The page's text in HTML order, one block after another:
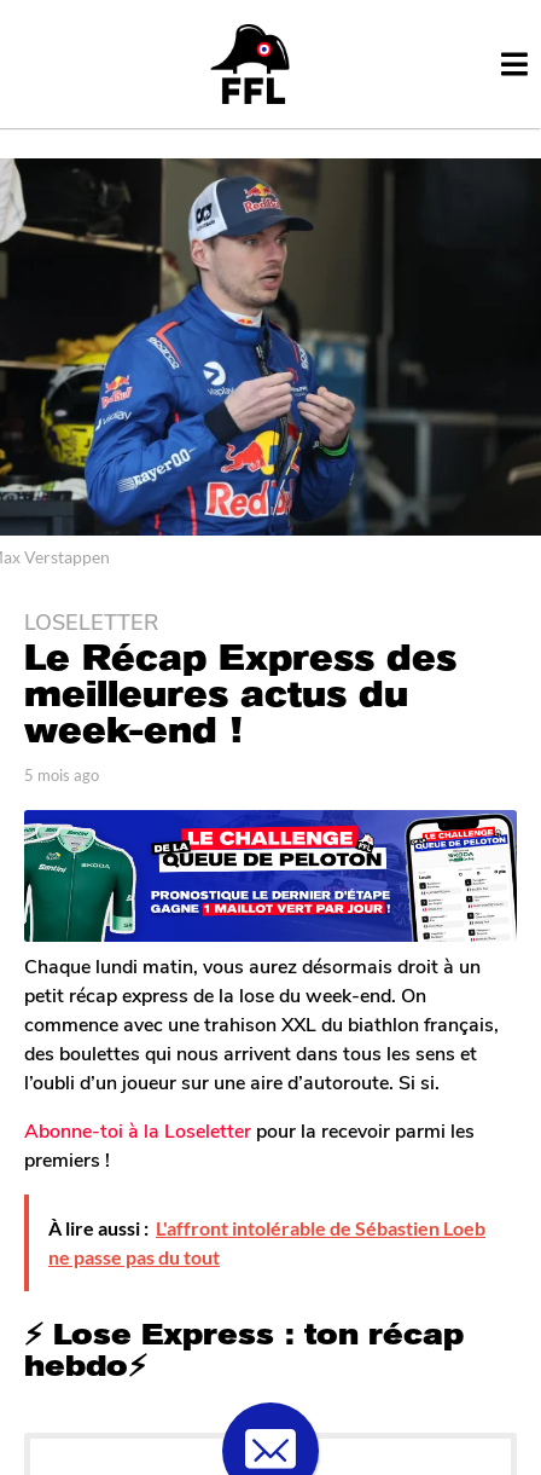
Verstappen
5
m
i
s
a
o
5
m
o
i
s
a
g
o
LOSELETTER
Le Récap Express des
meilleures actus du
week-end !
p
r
T
o
m
G
a
l
r
o
n
5 mois ago
i
s
g
o
Chaque lundi matin, vous aurez désormais droit à un
petit récap express de la lose du week-end. On
commence avec une trahison XXL du biathlon français,
des boulettes qui nous arrivent dans tous les sens et
l’oubli d’un joueur sur une aire d’autoroute. Si si.
Abonne-toi à la Loseletter pour la recevoir parmi les
premiers !
À lire aussi : L'affront intolérable de Sébastien Loeb
ne passe pas du tout
⚡️ Lose Express : ton récap
hebdo⚡️